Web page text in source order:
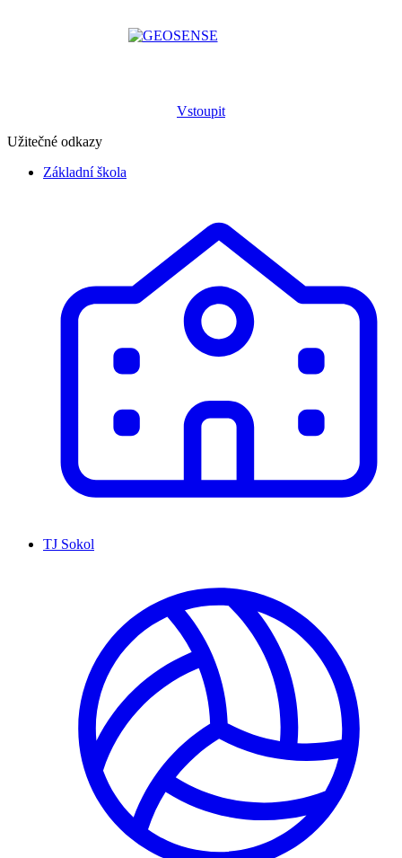
Vstoupit
Užitečné odkazy
Základní škola
TJ Sokol